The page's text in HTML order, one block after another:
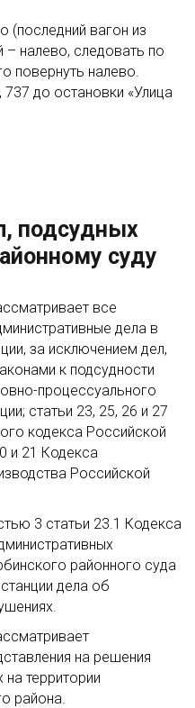
(последний вагон из
– налево, следовать по
повернуть налево.
до остановки «Улица
подсудных
суду
все
дела в
за исключением дел,
к подсудности
процессуального
статьи 23, 25, 26 и 27
кодекса Российской
и 21 Кодекса
Российской
3 статьи 23.1 Кодекса
районного суда
дела об
на решения
территории
района.